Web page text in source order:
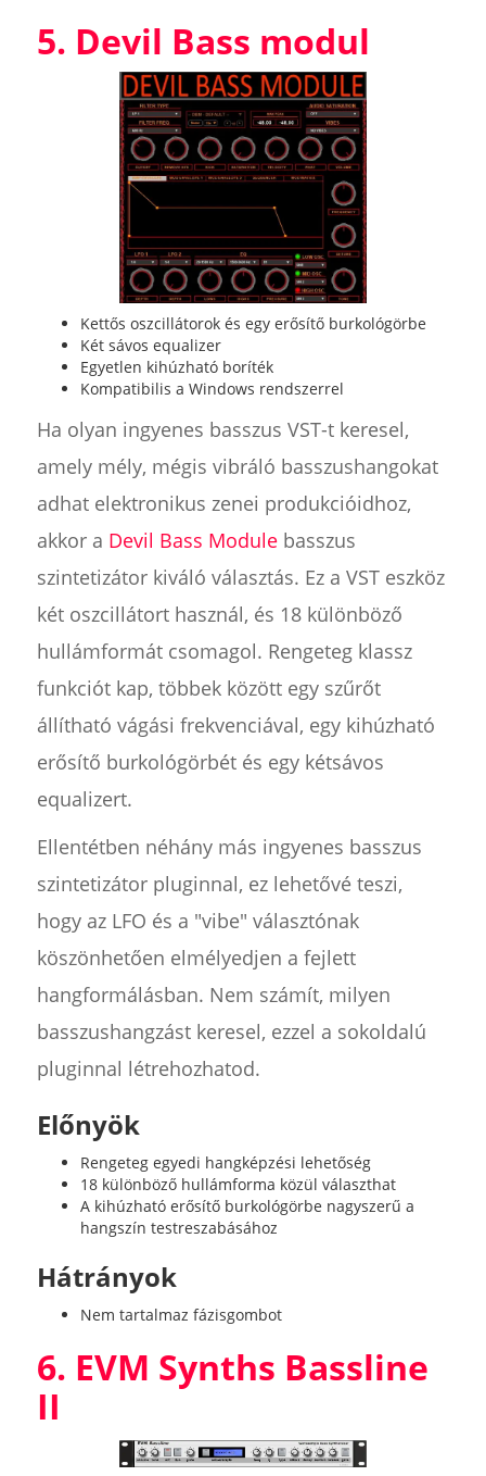
5. Devil Bass modul
Kettős oszcillátorok és egy erősítő burkológörbe
Két sávos equalizer
Egyetlen kihúzható boríték
Kompatibilis a Windows rendszerrel
Ha olyan ingyenes basszus VST-t keresel,
amely mély, mégis vibráló basszushangokat
adhat elektronikus zenei produkcióidhoz,
akkor a Devil Bass Modulebasszus
szintetizátor kiváló választás. Ez a VST eszköz
két oszcillátort használ, és 18 különböző
hullámformát csomagol. Rengeteg klassz
funkciót kap, többek között egy szűrőt
állítható vágási frekvenciával, egy kihúzható
erősítő burkológörbét és egy kétsávos
equalizert.
Ellentétben néhány más ingyenes basszus
szintetizátor pluginnal, ez lehetővé teszi,
hogy az LFO és a "vibe" választónak
köszönhetően elmélyedjen a fejlett
hangformálásban. Nem számít, milyen
basszushangzást keresel, ezzel a sokoldalú
pluginnal létrehozhatod.
Előnyök
Rengeteg egyedi hangképzési lehetőség
18 különböző hullámforma közül választhat
A kihúzható erősítő burkológörbe nagyszerű a
hangszín testreszabásához
Hátrányok
Nem tartalmaz fázisgombot
6. EVM Synths Bassline
II